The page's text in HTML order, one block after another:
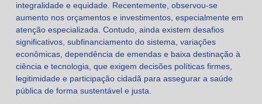
integralidade e equidade. Recentemente, observou-se
aumento nos orçamentos e investimentos, especialmente em
atenção especializada. Contudo, ainda existem desafios
significativos, subfinanciamento do sistema, variações
econômicas, dependência de emendas e baixa destinação à
ciência e tecnologia, que exigem decisões políticas firmes,
legitimidade e participação cidadã para assegurar a saúde
pública de forma sustentável e justa.